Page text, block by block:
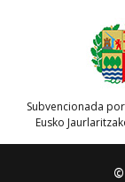
Subvencionada
Eusko
©